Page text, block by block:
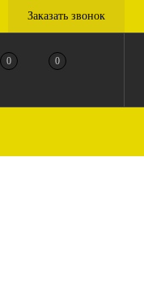
Заказать звонок
0 0